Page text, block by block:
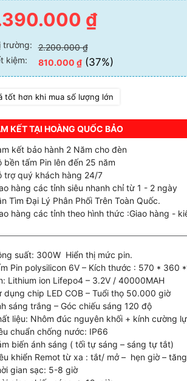
₫
trường: 2.200.000₫
kiệm:
810.000 ₫(37%)
tốt hơn khi mua số lượng lớn
KẾT TẠI HOÀNG QUỐC BẢO
kết bảo hành 2 Năm cho đèn
bền tấm Pin lên đến 25 năm
trợ quý khách hàng 24/7
hàng các tỉnh siêu nhanh chỉ từ 1 - 2 ngày
Tìm Đại Lý Phân Phối Trên Toàn Quốc.
hàng các tỉnh theo hình thức :Giao hàng -
suất: 300W Hiển thị mức pin.
Pin polysilicon 6V – Kích thước : 570 * 360
Lithium ion Lifepo4 – 3.2V / 40000MAH
dụng chip LED COB – Tuổi thọ 50.000 giờ
sáng trắng – Góc chiếu sáng 120 độ
liệu: Nhôm đúc nguyên khối + kính cường
chuẩn chống nước: IP66
biến ánh sáng ( tối tự sáng – sáng tự tắt)
khiển Remot từ xa : tắt/ mở – hẹn giờ –
gian sạc: 5-8 giờ